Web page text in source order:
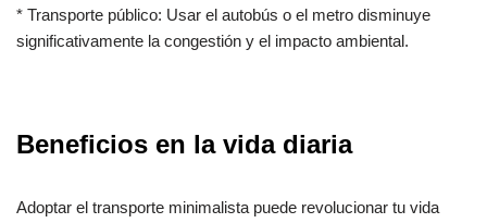
* Transporte público: Usar el autobús o el metro disminuye
significativamente la congestión y el impacto ambiental.
Beneficios en la vida diaria
Adoptar el transporte minimalista puede revolucionar tu vida